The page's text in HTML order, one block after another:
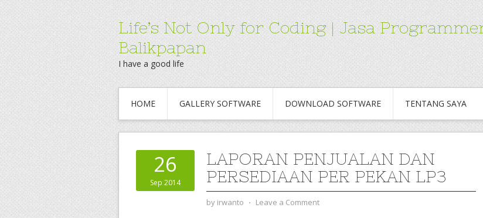
Life’s Not Only for Coding | Jasa
Balikpapan
I have a good life
HOME GALLERY SOFTWARE DOWNLOAD SOFTWARE TENTANG SAYA
26
Sep 2014
LAPORAN PENJUALAN DAN
PERSEDIAAN PER PEKAN LP3
by irwanto ⋅ Leave a Comment